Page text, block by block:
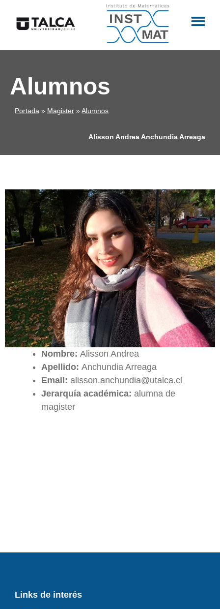
Alumnos
Portada » Magister » Alumnos
Alisson Andrea Anchundia Arreaga
Nombre: Alisson Andrea
Apellido:Anchundia Arreaga
Email: alisson.anchundia@utalca.cl
Jerarquía académica: alumna de
magister
Links de interés